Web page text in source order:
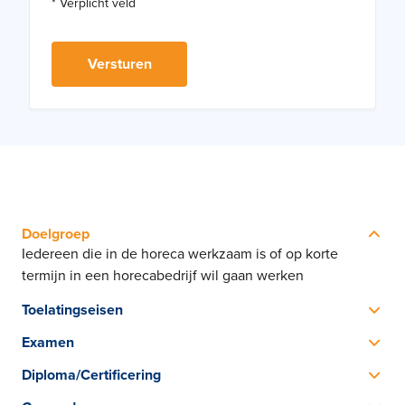
Doelgroep
Iedereen die in de horeca werkzaam is of op korte
termijn in een horecabedrijf wil gaan werken
Toelatingseisen
Examen
toets afgenomen
Diploma/Certificering